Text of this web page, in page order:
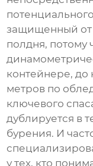
защищенный
полдня, потому
контейнере, до
метров по
ключевого
дублируется в
бурения. И
у тех, кто